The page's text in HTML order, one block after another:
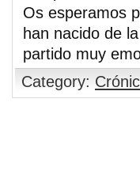
Os esperamos
han nacido de
partido muy
Category: